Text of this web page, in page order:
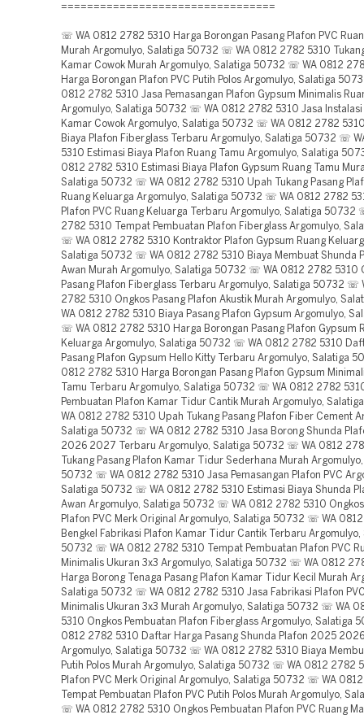
=================================
☏ WA 0812 2782 5310 Harga Borongan Pasang Plafon PVC
Murah Argomulyo, Salatiga 50732 ☏ WA 0812 2782 5310
Kamar Cowok Murah Argomulyo, Salatiga 50732 ☏ WA 0812
Harga Borongan Plafon PVC Putih Polos Argomulyo, Salatiga
0812 2782 5310 Jasa Pemasangan Plafon Gypsum Minimalis
Argomulyo, Salatiga 50732 ☏ WA 0812 2782 5310 Jasa Instalasi
Kamar Cowok Argomulyo, Salatiga 50732 ☏ WA 0812 2782
Biaya Plafon Fiberglass Terbaru Argomulyo, Salatiga 50732 ☏
5310 Estimasi Biaya Plafon Ruang Tamu Argomulyo, Salatiga
0812 2782 5310 Estimasi Biaya Plafon Gypsum Ruang Tamu
Salatiga 50732 ☏ WA 0812 2782 5310 Upah Tukang Pasang
Ruang Keluarga Argomulyo, Salatiga 50732 ☏ WA 0812 2782
Plafon PVC Ruang Keluarga Terbaru Argomulyo, Salatiga 50732
2782 5310 Tempat Pembuatan Plafon Fiberglass Argomulyo,
☏ WA 0812 2782 5310 Kontraktor Plafon Gypsum Ruang
Salatiga 50732 ☏ WA 0812 2782 5310 Biaya Membuat Shunda
Awan Murah Argomulyo, Salatiga 50732 ☏ WA 0812 2782 5310
Pasang Plafon Fiberglass Terbaru Argomulyo, Salatiga 50732 ☏
2782 5310 Ongkos Pasang Plafon Akustik Murah Argomulyo,
WA 0812 2782 5310 Biaya Pasang Plafon Gypsum Argomulyo,
☏ WA 0812 2782 5310 Harga Borongan Pasang Plafon Gypsum
Keluarga Argomulyo, Salatiga 50732 ☏ WA 0812 2782 5310
Pasang Plafon Gypsum Hello Kitty Terbaru Argomulyo, Salatiga
0812 2782 5310 Harga Borongan Pasang Plafon Gypsum
Tamu Terbaru Argomulyo, Salatiga 50732 ☏ WA 0812 2782
Pembuatan Plafon Kamar Tidur Cantik Murah Argomulyo,
WA 0812 2782 5310 Upah Tukang Pasang Plafon Fiber Cement
Salatiga 50732 ☏ WA 0812 2782 5310 Jasa Borong Shunda
2026 2027 Terbaru Argomulyo, Salatiga 50732 ☏ WA 0812
Tukang Pasang Plafon Kamar Tidur Sederhana Murah
50732 ☏ WA 0812 2782 5310 Jasa Pemasangan Plafon PVC
Salatiga 50732 ☏ WA 0812 2782 5310 Estimasi Biaya Shunda
Awan Argomulyo, Salatiga 50732 ☏ WA 0812 2782 5310
Plafon PVC Merk Original Argomulyo, Salatiga 50732 ☏ WA
Bengkel Fabrikasi Plafon Kamar Tidur Cantik Terbaru Argomulyo,
50732 ☏ WA 0812 2782 5310 Tempat Pembuatan Plafon PVC
Minimalis Ukuran 3x3 Argomulyo, Salatiga 50732 ☏ WA 0812
Harga Borong Tenaga Pasang Plafon Kamar Tidur Kecil Murah
Salatiga 50732 ☏ WA 0812 2782 5310 Jasa Fabrikasi Plafon
Minimalis Ukuran 3x3 Murah Argomulyo, Salatiga 50732 ☏ WA
5310 Ongkos Pembuatan Plafon Fiberglass Argomulyo, Salatiga
0812 2782 5310 Daftar Harga Pasang Shunda Plafon 2025
Argomulyo, Salatiga 50732 ☏ WA 0812 2782 5310 Biaya
Putih Polos Murah Argomulyo, Salatiga 50732 ☏ WA 0812 2782
Plafon PVC Merk Original Argomulyo, Salatiga 50732 ☏ WA
Tempat Pembuatan Plafon PVC Putih Polos Murah Argomulyo,
☏ WA 0812 2782 5310 Ongkos Pembuatan Plafon PVC Ruang